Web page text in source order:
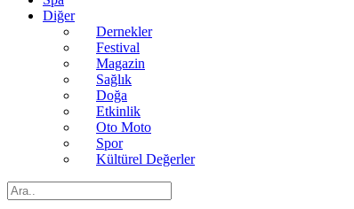
Diğer
Dernekler
Festival
Magazin
Sağlık
Doğa
Etkinlik
Oto Moto
Spor
Kültürel Değerler